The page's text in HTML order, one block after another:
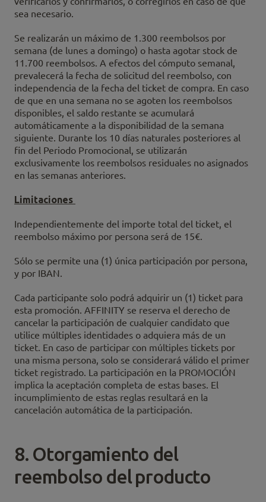
sea necesario.
Se realizarán un máximo de 1.300 reembolsos por
semana (de lunes a domingo) o hasta agotar stock de
11.700 reembolsos. A efectos del cómputo semanal,
prevalecerá la fecha de solicitud del reembolso, con
independencia de la fecha del ticket de compra. En caso
de que en una semana no se agoten los reembolsos
disponibles, el saldo restante se acumulará
automáticamente a la disponibilidad de la semana
siguiente. Durante los 10 días naturales posteriores al
fin del Periodo Promocional, se utilizarán
exclusivamente los reembolsos residuales no asignados
en las semanas anteriores.
Limitaciones
Independientemente del importe total del ticket, el
reembolso máximo por persona será de 15€.
Sólo se permite una (1) única participación por persona,
y por IBAN.
Cada participante solo podrá adquirir un (1) ticket para
esta promoción. AFFINITY se reserva el derecho de
cancelar la participación de cualquier candidato que
utilice múltiples identidades o adquiera más de un
ticket. En caso de participar con múltiples tickets por
una misma persona, solo se considerará válido el primer
ticket registrado. La participación en la PROMOCIÓN
implica la aceptación completa de estas bases. El
incumplimiento de estas reglas resultará en la
cancelación automática de la participación.
8. Otorgamiento del
reembolso del producto